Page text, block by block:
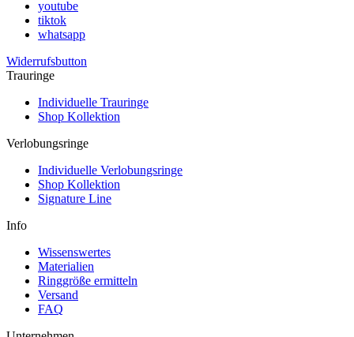
youtube
tiktok
whatsapp
Widerrufsbutton
Trauringe
Individuelle Trauringe
Shop Kollektion
Verlobungsringe
Individuelle Verlobungsringe
Shop Kollektion
Signature Line
Info
Wissenswertes
Materialien
Ringgröße ermitteln
Versand
FAQ